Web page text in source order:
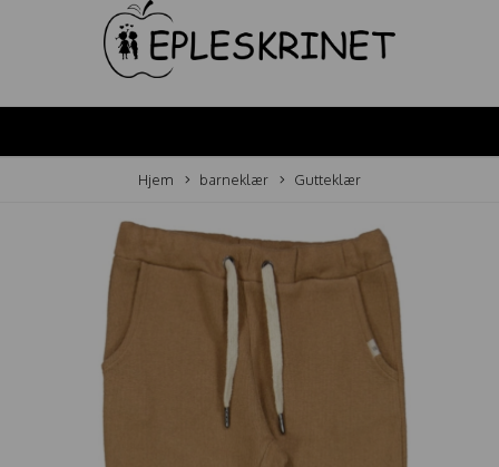
Hjem barneklær Gutteklær